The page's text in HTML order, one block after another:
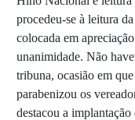
procedeu-se à leitura
colocada em
unanimidade. Não
tribuna, ocasião em
parabenizou os
destacou a